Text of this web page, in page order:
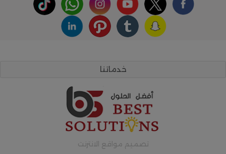
خدماتنا
تصميم مواقع الانترنت